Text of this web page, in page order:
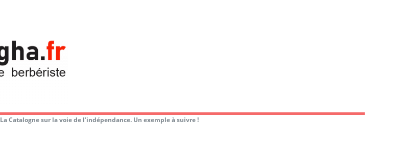
La Catalogne sur la voie de l’indépendance. Un exemple à suivre !